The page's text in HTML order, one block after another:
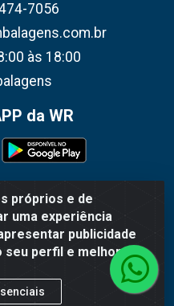
próprios e de
uma experiência
publicidade
seu perfil e melhorar a
7056
às 18:00
da WR
Gomes de Araújo, 1360 -
CEP 36202-628 - CNPJ
55